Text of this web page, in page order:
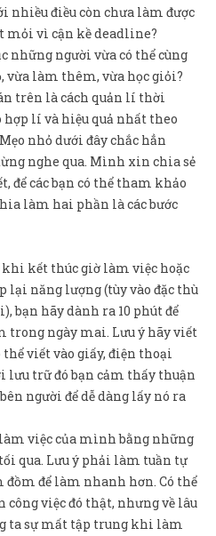
nhiều điều còn chưa làm được
mỏi vì cận kề deadline?
những người vừa có thể cùng
vừa làm thêm, vừa học giỏi?
trên là cách quản lí thời
hợp lí và hiệu quả nhất theo
nhỏ dưới đây chắc hẳn
nghe qua. Mình xin chia sẻ
để các bạn có thể tham khảo
làm hai phần là các bước
khi kết thúc giờ làm việc hoặc
lại năng lượng (tùy vào đặc thù
bạn hãy dành ra 10 phút để
trong ngày mai. Lưu ý hãy viết
thể viết vào giấy, điện thoại
trữ đó bạn cảm thấy thuận
người để dễ dàng lấy nó ra
làm việc của mình bằng những
qua. Lưu ý phải làm tuần tự
để làm nhanh hơn. Có thể
việc đó thật, nhưng về lâu
ta sự mất tập trung khi làm